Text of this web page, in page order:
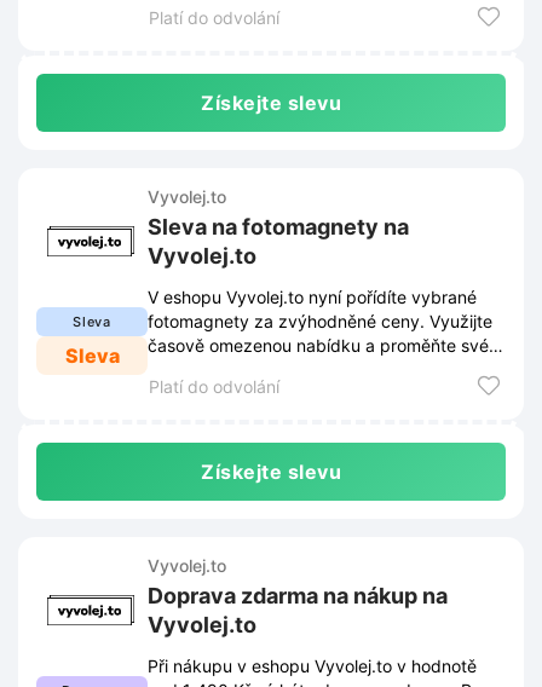
Platí do odvolání
Získejte slevu
Sleva
Sleva
Vyvolej.to
Sleva na fotomagnety na
Vyvolej.to
V eshopu Vyvolej.to nyní pořídíte vybrané
fotomagnety za zvýhodněné ceny. Využijte
časově omezenou nabídku a proměňte své
Platí do odvolání
Získejte slevu
Vyvolej.to
Doprava zdarma na nákup na
Vyvolej.to
Při nákupu v eshopu Vyvolej.to v hodnotě